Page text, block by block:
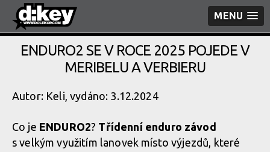
MENU
ENDURO2 SE V ROCE 2025 POJEDE V
MERIBELU A VERBIERU
Autor: Keli, vydáno: 3.12.2024
Co je ENDURO2? Třídenní enduro závod
s velkým využitím lanovek místo výjezdů, které